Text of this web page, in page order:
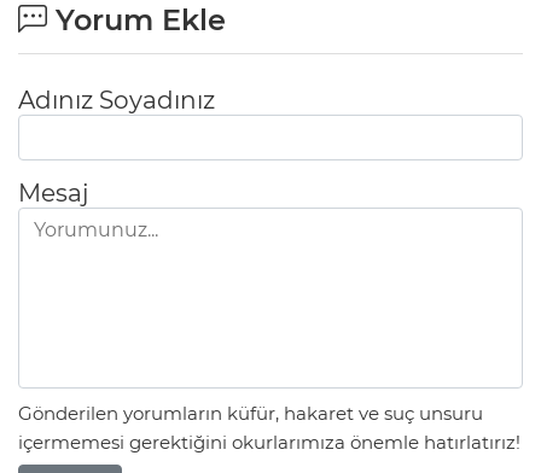
Yorum Ekle
Adınız Soyadınız
Mesaj
Gönderilen yorumların küfür, hakaret ve suç unsuru
içermemesi gerektiğini okurlarımıza önemle hatırlatırız!